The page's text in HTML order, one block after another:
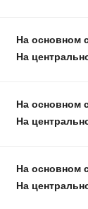
На основном
На
На основном
На
На основном
На